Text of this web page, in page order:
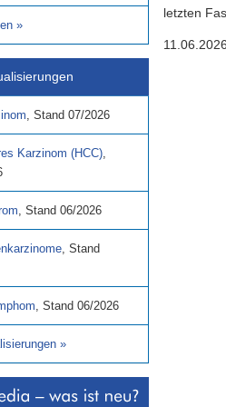
»
, Stand 07/2026
Karzinom (HCC),
, Stand 06/2026
, Stand
, Stand 06/2026
»
letzten
11.06.2026